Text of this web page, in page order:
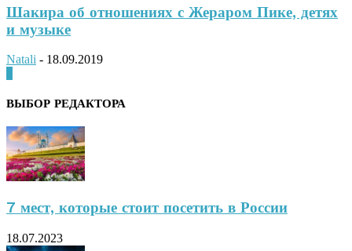
Шакира об отношениях с Жераром Пике, детях
и музыке
Natali - 18.09.2019
ВЫБОР РЕДАКТОРА
7 мест, которые стоит посетить в России
18.07.2023